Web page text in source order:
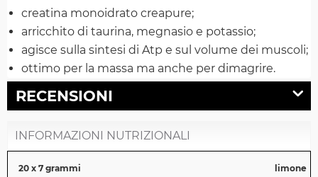
creatina monoidrato creapure;
arricchito di taurina, megnasio e potassio;
agisce sulla sintesi di Atp e sul volume dei muscoli;
ottimo per la massa ma anche per dimagrire.
RECENSIONI
INFORMAZIONI NUTRIZIONALI
20 x 7 grammi limone